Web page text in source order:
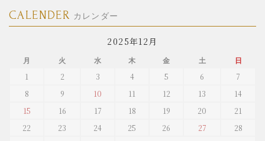
CALENDER カレンダー
2025年12月
月 火 水 木 金 土 日
1 2 3 4 5 6
7
8
9 10 11 12 13
14
15
16 17 18 19 20
21
22
23 24 25 26 27
28